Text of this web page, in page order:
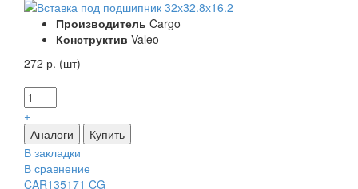
Производитель Cargo
Конструктив Valeo
272 р. (шт)
-
+
В закладки
В сравнение
CAR135171 CG